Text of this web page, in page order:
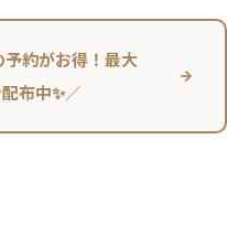
約がお得！最大
布中✨／